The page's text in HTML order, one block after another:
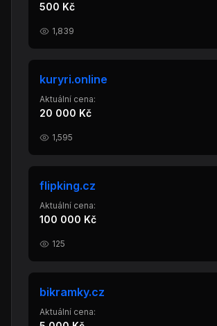
500 Kč
1,839
kuryri.online
Aktuální cena:
20 000 Kč
1,595
flipking.cz
Aktuální cena:
100 000 Kč
125
bikramky.cz
Aktuální cena: